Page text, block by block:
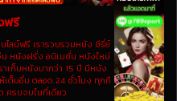
ฟรี
ไลน์ฟรี เรารวบรวมหนัง ซีรี่ย์
หนังฝรั่ง อนิเมชั่น หนังใหม่
เก็บหนังมากว่า 15 ปี มีหนัง
เต็มอิ่ม ตลอด 24 ชั่วโมง ทุกที
ครบจบในที่เดียว